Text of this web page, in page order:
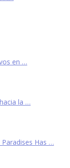
en …
la …
Has …